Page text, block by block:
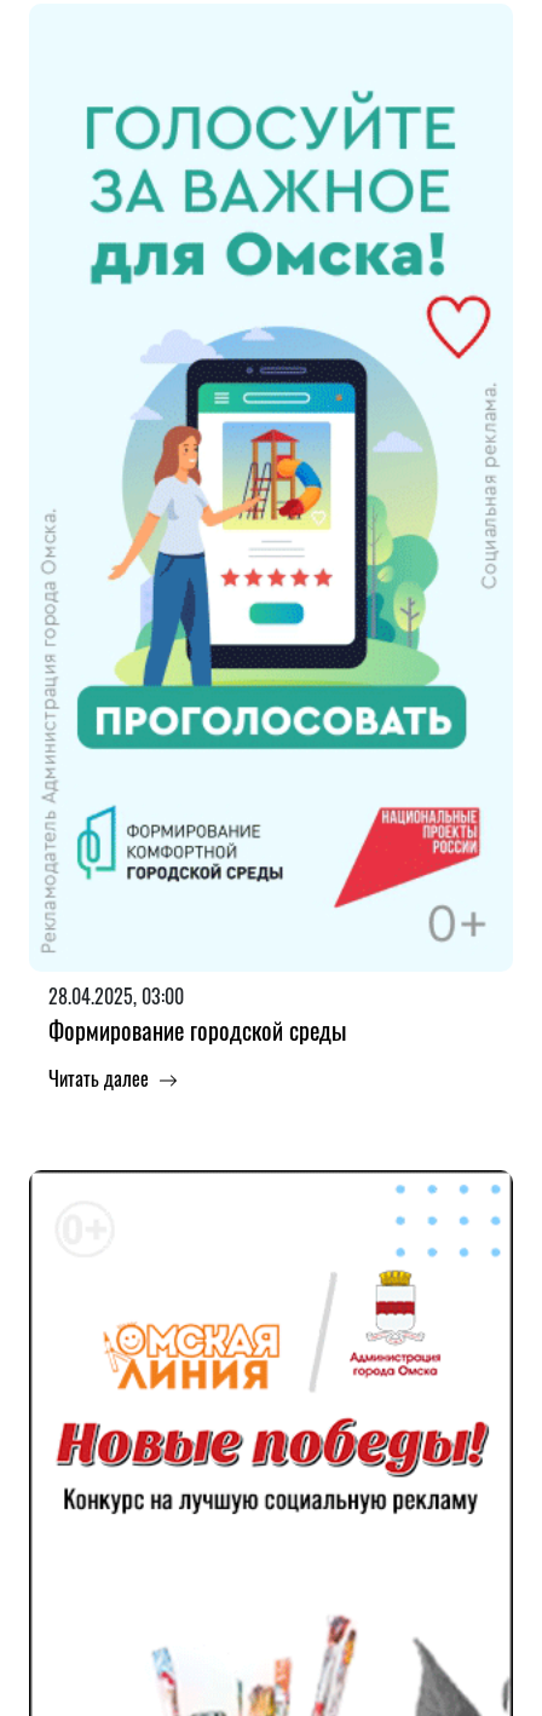
28.04.2025, 03:00
Формирование городской среды
Читать далее